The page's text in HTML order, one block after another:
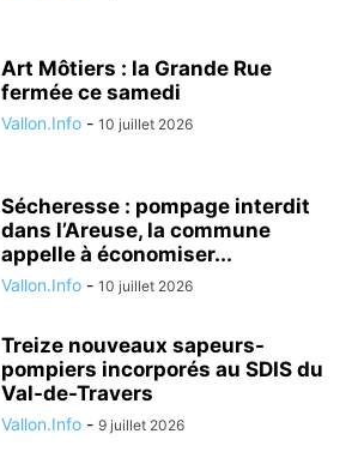
Art Môtiers : la Grande Rue
fermée ce samedi
Vallon.Info - 10 juillet 2026
Sécheresse : pompage interdit
dans l’Areuse, la commune
appelle à économiser...
Vallon.Info - 10 juillet 2026
Treize nouveaux sapeurs-
pompiers incorporés au SDIS du
Val-de-Travers
Vallon.Info - 9 juillet 2026